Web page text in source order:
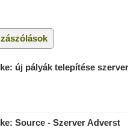
új pályák telepítése
Source - Szerver Adverst